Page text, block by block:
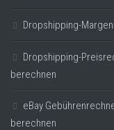
Dropshipping-
Dropshipping-
berechnen
eBay
berechnen